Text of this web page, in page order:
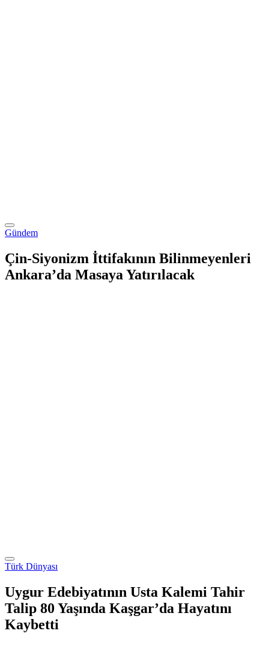
Gündem
Çin-Siyonizm İttifakının Bilinmeyenleri
Ankara’da Masaya Yatırılacak
Türk Dünyası
Uygur Edebiyatının Usta Kalemi Tahir
Talip 80 Yaşında Kaşgar’da Hayatını
Kaybetti